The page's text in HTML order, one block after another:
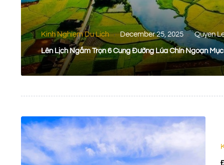
Kinh Nghiem Du Lich December 25, 2025 Quyen
Lên Lịch Ngắm Trọn 6 Cung Đường Lúa Chín Ngoạn